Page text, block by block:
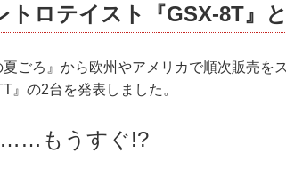
トロテイスト『GSX-8T』
ごろ』から欧州やアメリカで順次販売を
』の2台を発表しました。
……もうすぐ!?